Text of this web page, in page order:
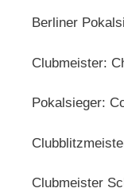
Berliner
Clubmeister:
Pokalsieger:
Clubmeister